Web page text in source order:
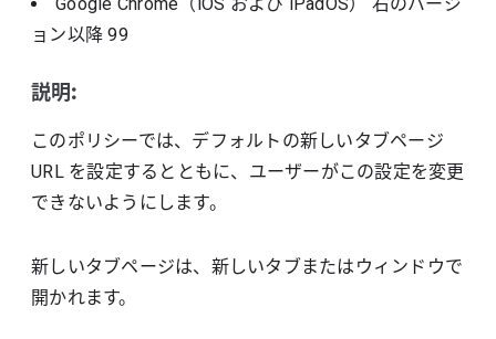
ョン以降99
説明:
このポリシーでは、デフォルトの新しいタブページ
URL を設定するとともに、ユーザーがこの設定を変更
できないようにします。
新しいタブページは、新しいタブまたはウィンドウで
開かれます。